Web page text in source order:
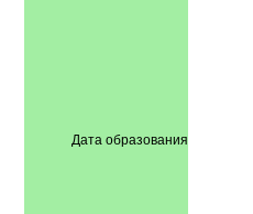
Дата образования